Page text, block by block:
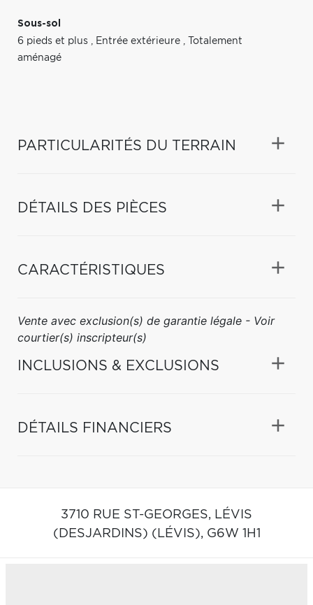
Sous-sol
6 pieds et plus
Entrée extérieure
Totalement
aménagé
PARTICULARITÉS DU TERRAIN
DÉTAILS DES PIÈCES
CARACTÉRISTIQUES
Vente avec exclusion(s) de garantie légale - Voir
courtier(s) inscripteur(s)
INCLUSIONS & EXCLUSIONS
DÉTAILS FINANCIERS
3710 RUE ST-GEORGES, LÉVIS
(DESJARDINS) (LÉVIS), G6W 1H1